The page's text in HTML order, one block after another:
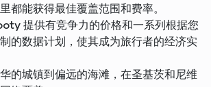
都能获得最佳覆盖范围和费率。
提供有竞争力的价格和一系列根据您
的数据计划，使其成为旅行者的经济实
的城镇到偏远的海滩，在圣基茨和尼维